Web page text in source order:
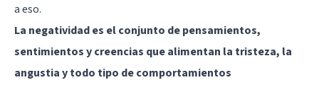
a eso.
La negatividad es el conjunto de pensamientos,
sentimientos y creencias que alimentan la tristeza, la
angustia y todo tipo de comportamientos